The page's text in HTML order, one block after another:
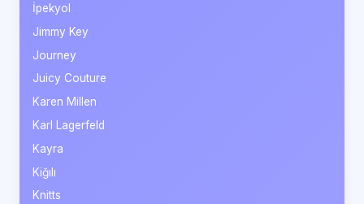
İpekyol
Jimmy Key
Journey
Juicy Couture
Karen Millen
Karl Lagerfeld
Kayra
Kiğılı
Knitts